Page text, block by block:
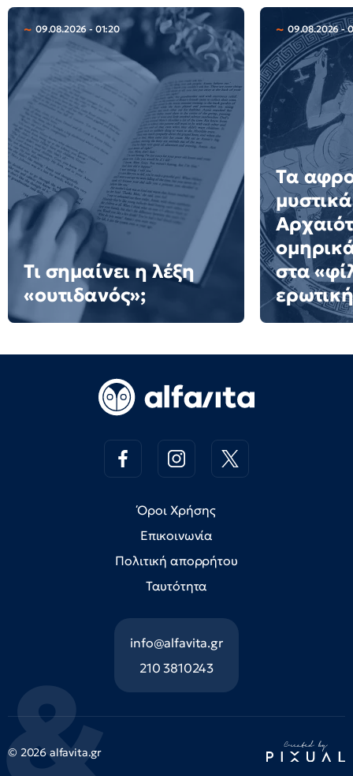
09.08.2026 - 01:20
Τι σημαίνει η λέξη
«ουτιδανός»;
09.08.2026 -
Τα
στα
Όροι Χρήσης
Επικοινωνία
Πολιτική απορρήτου
Ταυτότητα
info@alfavita.gr
210 3810243
© 2026 alfavita.gr